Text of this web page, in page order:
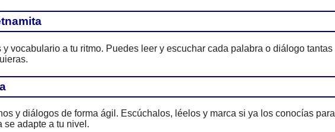
y vocabulario a tu ritmo. Puedes leer y escuchar cada palabra o diálogo tantas
y diálogos de forma ágil. Escúchalos, léelos y marca si ya los conocías para
se adapte a tu nivel.